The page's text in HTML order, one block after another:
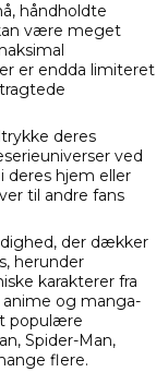
håndholdte
være meget
er endda limiteret
deres
ved
deres hjem eller
til andre fans
der dækker
herunder
karakterer fra
og manga-
populære
Spider-Man,
flere.